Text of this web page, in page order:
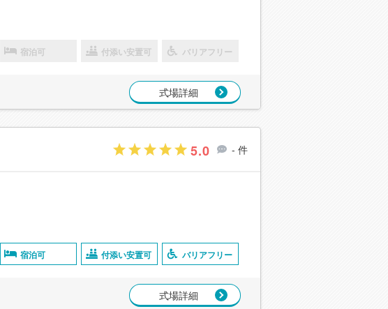
宿泊可 付添い安置可 バリアフリー
式場詳細
5.0 - 件
宿泊可 付添い安置可 バリアフリー
式場詳細